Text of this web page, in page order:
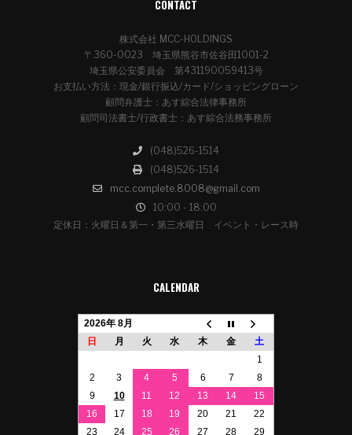
CONTACT
株式会社 MCC-HOLDINGS
〒360-0023 埼玉県熊谷市佐谷田1001-2
埼玉県公安委員会 第431190059413号
お支払い方法：現金/銀行振込/カード/ショッピングローン
顧問弁護士：あす綜合法律事務所
顧問司法書士/行政書士：あす綜合法務事務所
(048)526-1514
(048)526-1514
mcc.complete.8008@gmail.com
10:00 - 18:00
定休日：火曜日＆第一・第三水曜日 イベント・レース時
CALENDAR
2026年 8月
日
月 火 水 木 金
土
1
2
3 4 5 6 7
8
9
10 11 12 13 14
15
16
17 18 19 20 21
22
23
24 25 26 27 28 29